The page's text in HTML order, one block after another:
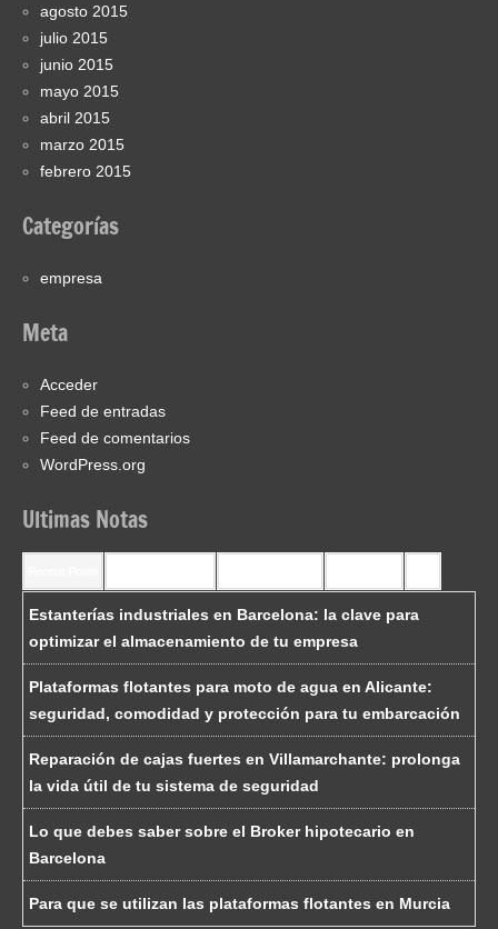
agosto 2015
julio 2015
junio 2015
mayo 2015
abril 2015
marzo 2015
febrero 2015
Categorías
empresa
Meta
Acceder
Feed de entradas
Feed de comentarios
WordPress.org
Ultimas Notas
Estanterías industriales en Barcelona: la clave para
optimizar el almacenamiento de tu empresa
Plataformas flotantes para moto de agua en Alicante:
seguridad, comodidad y protección para tu embarcación
Reparación de cajas fuertes en Villamarchante: prolonga
la vida útil de tu sistema de seguridad
Lo que debes saber sobre el Broker hipotecario en
Barcelona
Para que se utilizan las plataformas flotantes en Murcia